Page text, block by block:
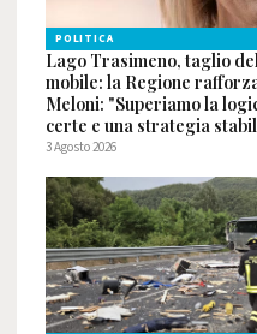
POLITICA
Lago Trasimeno, taglio
mobile: la Regione
Meloni: "Superiamo la
certe e una strategia
3 Agosto 2026